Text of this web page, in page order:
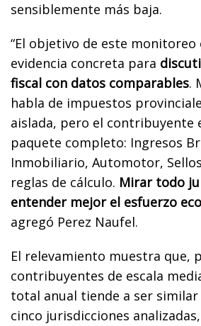
sensiblemente más baja.
“El objetivo de este
evidencia concreta para
fiscal con datos comparables.
habla de impuestos
aislada, pero el contribuyente
paquete completo: Ingresos
Inmobiliario, Automotor,
reglas de cálculo. Mirar todo
entender mejor el esfuerzo
agregó Perez Naufel.
El relevamiento muestra que,
contribuyentes de escala
total anual tiende a ser
cinco jurisdicciones